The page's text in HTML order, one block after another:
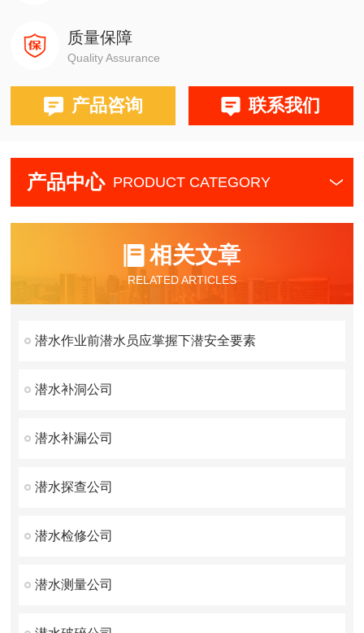
质量保障
Quality Assurance
产品咨询 联系我们
产品中心 PRODUCT CATEGORY
相关文章
RELATED ARTICLES
潜水作业前潜水员应掌握下潜安全要素
潜水补洞公司
潜水补漏公司
潜水探查公司
潜水检修公司
潜水测量公司